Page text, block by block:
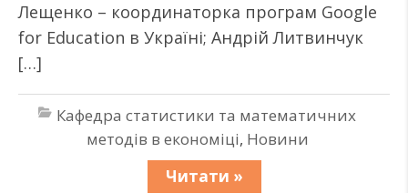
Лещенко – координаторка програм Google
for Education в Україні; Андрій Литвинчук
[…]
Кафедра статистики та математичних
методів в економіці, Новини
Читати »